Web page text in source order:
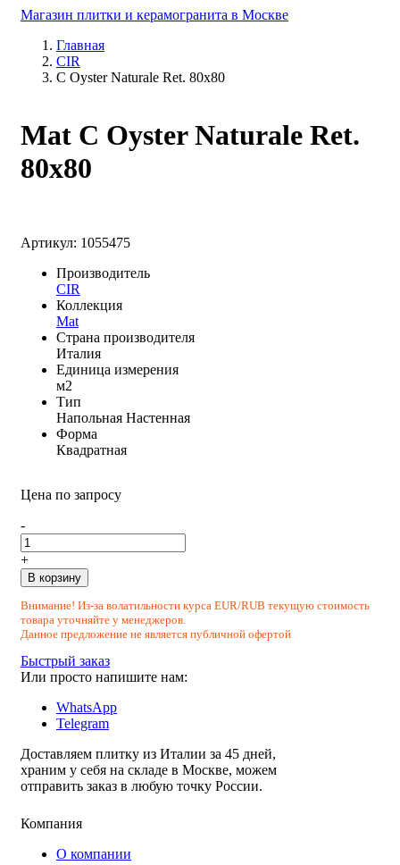
Магазин плитки и керамогранита в Москве
Главная
CIR
C Oyster Naturale Ret. 80x80
Mat C Oyster Naturale Ret.
80x80
Артикул: 1055475
Производитель
CIR
Коллекция
Mat
Страна производителя
Италия
Единица измерения
м2
Тип
Напольная Настенная
Форма
Квадратная
Цена по запросу
-
+
В корзину
Внимание! Из-за волатильности курса EUR/RUB текущую стоимость
товара уточняйте у менеджеров.
Данное предложение не является публичной офертой
Быстрый заказ
Или просто напишите нам:
WhatsApp
Telegram
Доставляем плитку из Италии за 45 дней,
храним у себя на складе в Москве, можем
отправить заказ в любую точку России.
Компания
О компании